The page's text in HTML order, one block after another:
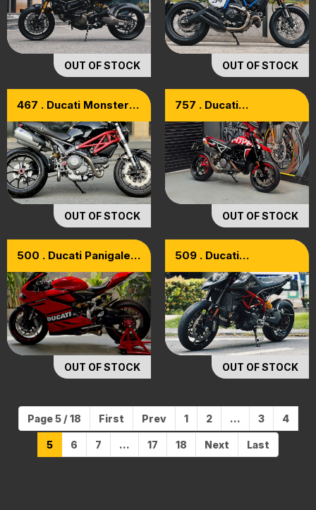
OUT OF STOCK OUT OF STOCK
467 . Ducati Monster
OUT OF STOCK
757 . Ducati
Edition Model 2022
OUT OF STOCK
500 . Ducati Panigale
Model 2015
OUT OF STOCK
509 . Ducati
Model 2022
OUT OF STOCK
Page 5 / 18 First Prev 1 2 ... 3 4
5 6 7 ... 17 18 Next Last